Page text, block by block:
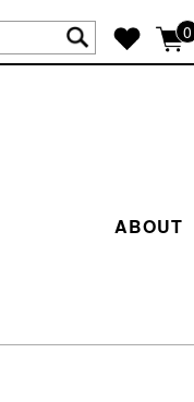
0
商品が入っていません
新築・引越し祝いABOUT